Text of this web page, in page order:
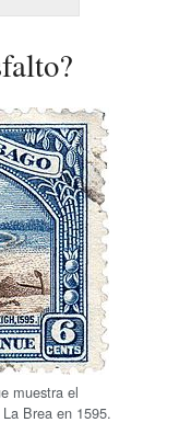
muestra el
Brea en 1595.